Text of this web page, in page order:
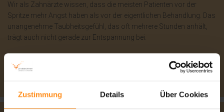
Zustimmung Details Über Cookies
Wir als Zahnärzte wissen, dass die meisten Patienten vor der
Spritze mehr Angst haben als vor der eigentlichen Behandlung. Das
unangenehme Taubheitsgefühl, das oft mehrere Stunden anhält,
trägt auch nicht gerade zur Entspannung bei.